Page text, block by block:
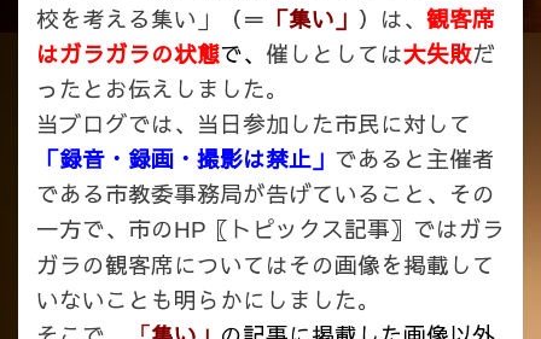
校を考える集い」（＝ 「集い」 ）は、 観客席
はガラガラの状態で、 催しとしては大失敗だ
ったとお伝えしました。
当ブログでは、当日参加した市民に対して
「録音・録画・撮影は禁止」 であると主催者
である市教委事務局が告げていること、その
一方で、市のHP 〖トピックス記事〗ではガラ
ガラの観客席についてはその画像を掲載して
いないことも明らかにしました。